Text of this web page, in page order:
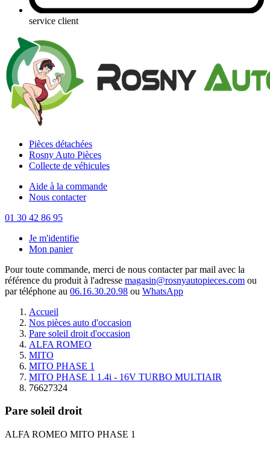
service client
Pièces détachées
Rosny Auto Pièces
Collecte de véhicules
Aide à la commande
Nous contacter
01 30 42 86 95
Je m'identifie
Mon panier
Pour toute commande, merci de nous contacter par mail avec la
référence du produit à l'adresse magasin@rosnyautopieces.com ou
par téléphone au 06.16.30.20.98 ou WhatsApp
Accueil
Nos pièces auto d'occasion
Pare soleil droit d'occasion
ALFA ROMEO
MITO
MITO PHASE 1
MITO PHASE 1 1.4i - 16V TURBO MULTIAIR
76627324
Pare soleil droit
ALFA ROMEO MITO PHASE 1